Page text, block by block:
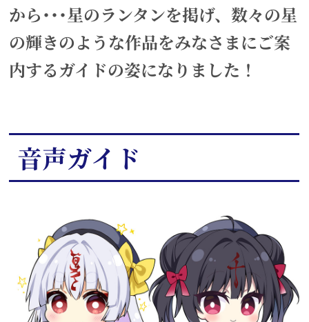
から･･･星のランタンを掲げ、数々の星
の輝きのような作品をみなさまにご案
内するガイドの姿になりました！
音声ガイド